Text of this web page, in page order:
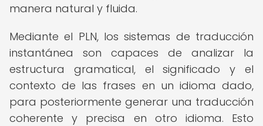
manera natural y fluida.
Mediante el PLN, los sistemas de traducción
instantánea son capaces de analizar la
estructura gramatical, el significado y el
contexto de las frases en un idioma dado,
para posteriormente generar una traducción
coherente y precisa en otro idioma. Esto